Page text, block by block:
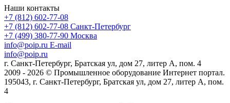
Наши контакты
+7 (812) 602-77-08
+7 (812) 602-77-08 Санкт-Петербург
+7 (499) 380-77-90 Москва
info@poip.ru E-mail
info@poip.ru
г. Санкт-Петербург, Братская ул, дом 27, литер А, пом. 4
2009 - 2026 © Промышленное оборудование Интернет портал.
195043, г. Санкт-Петербург, Братская ул, дом 27, литер А, пом.
4